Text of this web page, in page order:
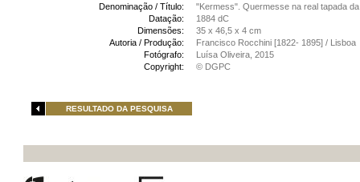
Denominação / Título:
"Kermess". Quermesse na real tapada
Datação:
1884 dC
Dimensões:
35 x 46,5 x 4 cm
Autoria / Produção:
Francisco Rocchini [1822- 1895] / Lisboa
Fotógrafo:
Luísa Oliveira, 2015
Copyright:
© DGPC
RESULTADO DA PESQUISA